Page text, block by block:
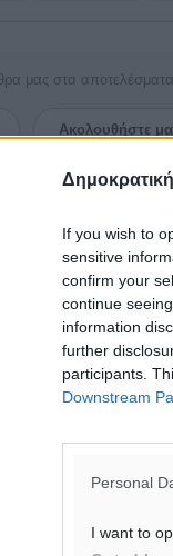
If you wish to
sensitive
confirm your
continue
information
further
participants.
Downstream
Personal
I want to
μας στα
Ακολουθήστε
News πατήστε ★ Ακολουθήστε